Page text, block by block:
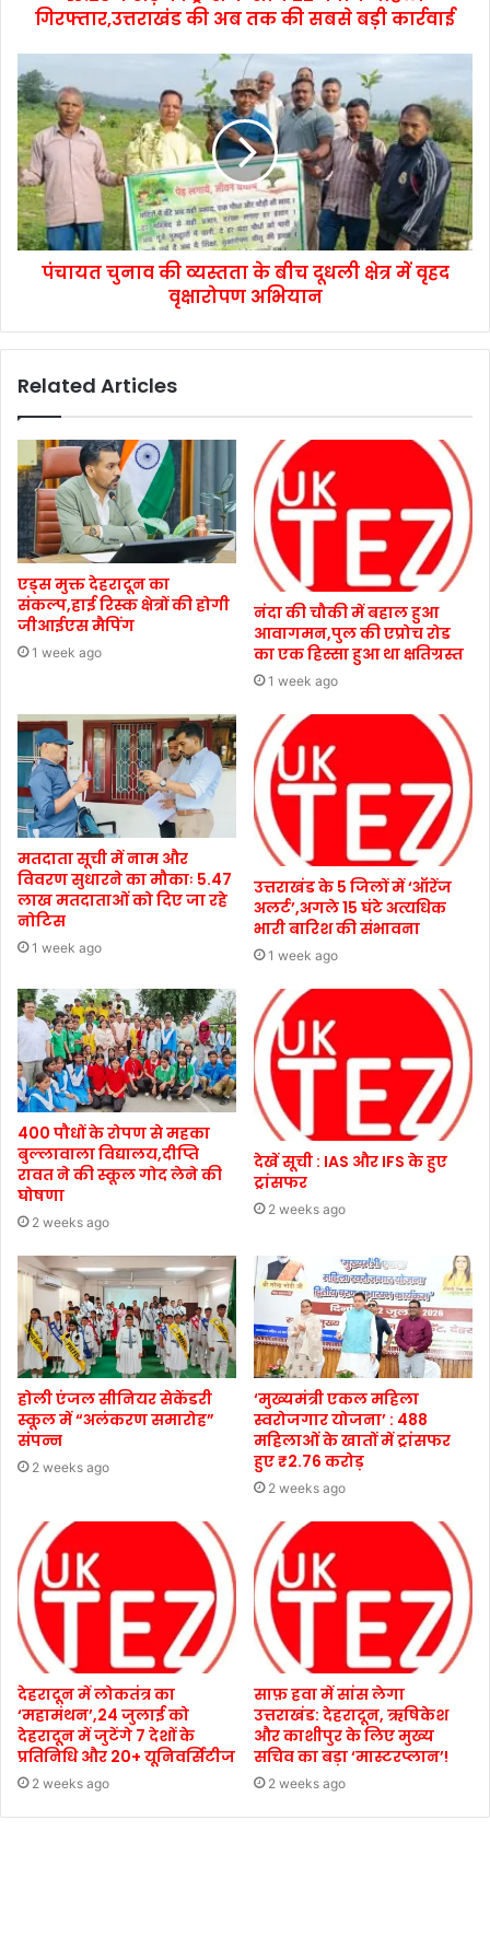
गिरफ्तार,उत्तराखंड की अब तक की सबसे बड़ी कार्रवाई
पंचायत चुनाव की व्यस्तता के बीच दूधली क्षेत्र में वृहद
वृक्षारोपण अभियान
Related Articles
एड्स मुक्त देहरादून का
संकल्प,हाई रिस्क क्षेत्रों की होगी
जीआईएस मैपिंग
1 week ago
नंदा की चौकी में बहाल हुआ
आवागमन,पुल की एप्रोच रोड
का एक हिस्सा हुआ था क्षतिग्रस्त
1 week ago
मतदाता सूची में नाम और
विवरण सुधारने का मौकाः 5.47
लाख मतदाताओं को दिए जा रहे
नोटिस
1 week ago
उत्तराखंड के 5 जिलों में ‘ऑरेंज
अलर्ट’,अगले 15 घंटे अत्यधिक
भारी बारिश की संभावना
1 week ago
400 पौधों के रोपण से महका
बुल्लावाला विद्यालय,दीप्ति
रावत ने की स्कूल गोद लेने की
घोषणा
2 weeks ago
देखें सूची : IAS और IFS के हुए
ट्रांसफर
2 weeks ago
होली एंजल सीनियर सेकेंडरी
स्कूल में “अलंकरण समारोह”
संपन्न
2 weeks ago
‘मुख्यमंत्री एकल महिला
स्वरोजगार योजना’ : 488
महिलाओं के खातों में ट्रांसफर
हुए ₹2.76 करोड़
2 weeks ago
देहरादून में लोकतंत्र का
‘महामंथन’,24 जुलाई को
देहरादून में जुटेंगे 7 देशों के
प्रतिनिधि और 20+ यूनिवर्सिटीज
2 weeks ago
साफ़ हवा में सांस लेगा
उत्तराखंड: देहरादून, ऋषिकेश
और काशीपुर के लिए मुख्य
सचिव का बड़ा ‘मास्टरप्लान’!
2 weeks ago